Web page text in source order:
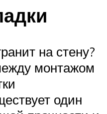
на стену?
монтажом
один